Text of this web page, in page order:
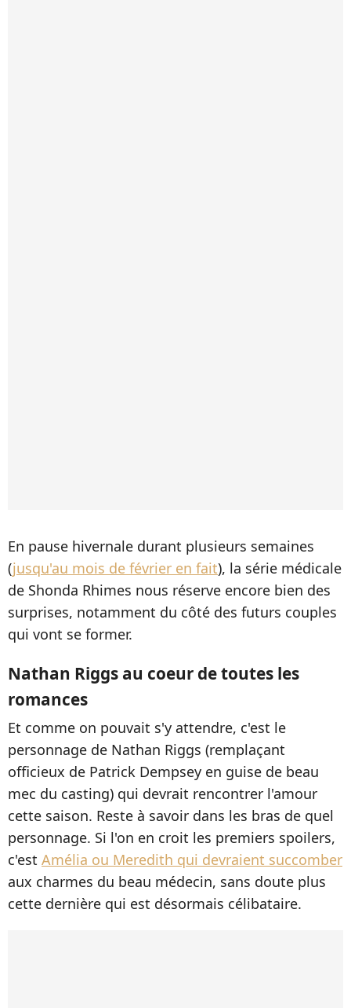
En pause hivernale durant plusieurs semaines
(jusqu'au mois de février en fait), la série médicale
de Shonda Rhimes nous réserve encore bien des
surprises, notamment du côté des futurs couples
qui vont se former.
Nathan Riggs au coeur de toutes les
romances
Et comme on pouvait s'y attendre, c'est le
personnage de Nathan Riggs (remplaçant
officieux de Patrick Dempsey en guise de beau
mec du casting) qui devrait rencontrer l'amour
cette saison. Reste à savoir dans les bras de quel
personnage. Si l'on en croit les premiers spoilers,
c'est Amélia ou Meredith qui devraient succomber
aux charmes du beau médecin, sans doute plus
cette dernière qui est désormais célibataire.